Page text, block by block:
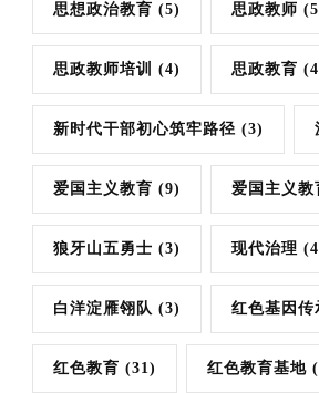
思想政治教育 (5) 思政教师
思政教师培训 (4) 思政教育
新时代干部初心筑牢路径 (3)
爱国主义教育 (9) 爱国主义教
狼牙山五勇士 (3) 现代治理
白洋淀雁翎队 (3) 红色基因传
红色教育 (31) 红色教育基地